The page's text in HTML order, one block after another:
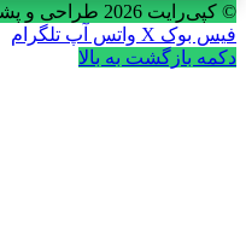
© کپی‌رایت 2026
طراحی و
فیس بوک X واتس آپ تلگرام
دکمه بازگشت به بالا